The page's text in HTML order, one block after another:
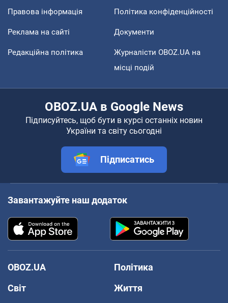
Правова інформація Політика конфіденційності
Реклама на сайті Документи
Редакційна політика
Журналісти OBOZ.UA на
місці подій
OBOZ.UA в Google News
Підписуйтесь, щоб бути в курсі останніх новин
України та світу сьогодні
Підписатись
Завантажуйте наш додаток
OBOZ.UA
Політика
Світ
Життя